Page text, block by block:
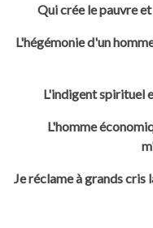
Qui crée le pauvre
L'hégémonie d'un
L'indigent spirituel
L'homme
Je réclame à grands